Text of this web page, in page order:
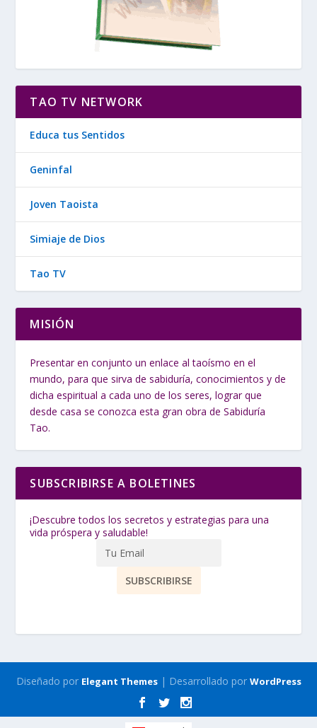
TAO TV NETWORK
Educa tus Sentidos
Geninfal
Joven Taoista
Simiaje de Dios
Tao TV
MISIÓN
Presentar en conjunto un enlace al taoísmo en el
mundo, para que sirva de sabiduría, conocimientos y de
dicha espiritual a cada uno de los seres, lograr que
desde casa se conozca esta gran obra de Sabiduría
Tao.
SUBSCRIBIRSE A BOLETINES
¡Descubre todos los secretos y estrategias para una
vida próspera y saludable!
Diseñado por Elegant Themes| Desarrollado por WordPress